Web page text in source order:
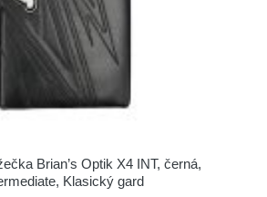
Brian’s Optik X4 INT, černá,
Klasický gard